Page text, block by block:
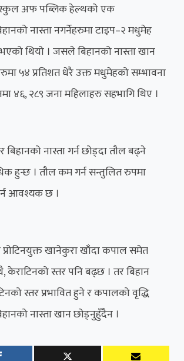
स्कुल अफ पब्लिक हेल्थको एक
नास्ता नगर्नेहरुमा टाइप–२ मधुमेह
थियो । जसले बिहानको नास्ता खान
५४ प्रतिशत धेरै उक्त मधुमेहको सम्भावना
४६, २८९ जना महिलाहरु सहभागि थिए ।
नास्ता गर्न छोड्दा तौल बढ्ने
हुन्छ । तौल कम गर्न सन्तुलित रुपमा
आवश्यक छ ।
प्रोटिनयुक्त खानेकुरा खाँदा कपाल समेत
केराटिनको स्तर पनि बढ्छ । तर बिहान
स्तर प्रभावित हुने र कपालको वृद्धि
नास्ता खान छोड्नुहुँदैन ।